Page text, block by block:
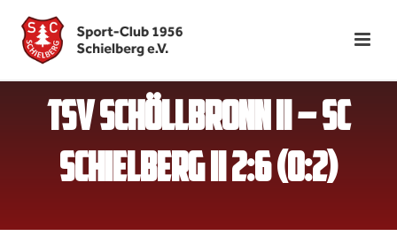
TSV SCHÖLLBRONN II – SC
SCHIELBERG II 2:6 (0:2)